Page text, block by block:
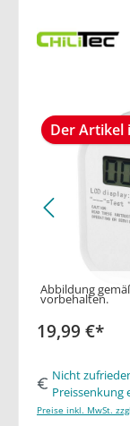
Der Artikel
Abbildung
vorbehalten.
19,99 €*
Nicht
Preissenkung
Preise inkl. MwSt.